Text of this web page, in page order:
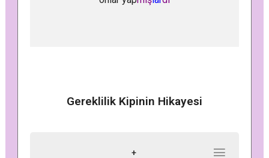
Gereklilik Kipinin Hikayesi
+